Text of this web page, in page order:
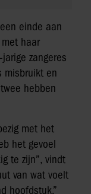
einde aan
haar
zangeres
misbruikt en
hebben
met het
het gevoel
te zijn”, vindt
van wat voelt
hoofdstuk.”